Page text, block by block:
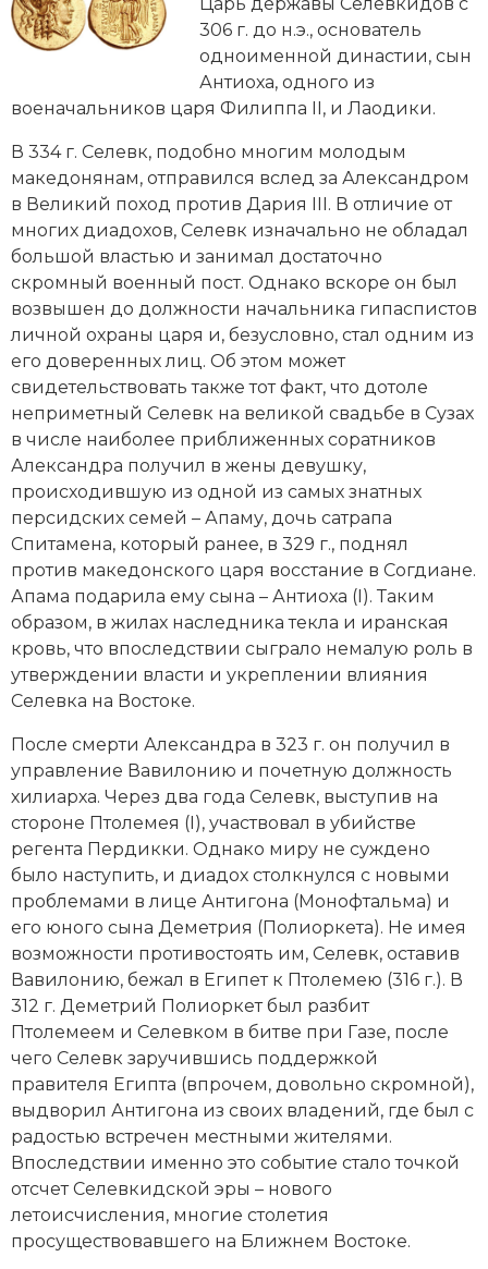
Генеалогия, геральдика
Государство и право
Европа
Империи
Историческая география и топонимика
История материальной и духовной культуры
История международных отношений
История, философия, теория и методология
исторического знания
Итория международных отношений
Латинская Америка
Новая история
Новейшая история
Нумизматика
Образование
Общественные объединения и организации
Политическая история
Революции и народные движения
Религия и церковь
Россия
Северная Америка
Социально-экономическая история
Специальные исторические дисциплины
СССР
Южная Америка
306 г. до н.э., основатель
одноименной династии, сын
Антиоха, одного из
военачальников царя Филиппа II, и Лаодики.
В 334 г. Селевк, подобно многим молодым
македонянам, отправился вслед за Александром
в Великий поход против Дария III. В отличие от
многих диадохов, Селевк изначально не обладал
большой властью и занимал достаточно
скромный военный пост. Однако вскоре он был
возвышен до должности начальника гипаспистов
личной охраны царя и, безусловно, стал одним из
его доверенных лиц. Об этом может
свидетельствовать также тот факт, что дотоле
неприметный Селевк на великой свадьбе в Сузах
в числе наиболее приближенных соратников
Александра получил в жены девушку,
происходившую из одной из самых знатных
персидских семей – Апаму, дочь сатрапа
Спитамена, который ранее, в 329 г., поднял
против македонского царя восстание в Согдиане.
Апама подарила ему сына – Антиоха (I). Таким
образом, в жилах наследника текла и иранская
кровь, что впоследствии сыграло немалую роль в
утверждении власти и укреплении влияния
Селевка на Востоке.
После смерти Александра в 323 г. он получил в
управление Вавилонию и почетную должность
хилиарха. Через два года Селевк, выступив на
стороне Птолемея (I), участвовал в убийстве
регента Пердикки. Однако миру не суждено
было наступить, и диадох столкнулся с новыми
проблемами в лице Антигона (Монофтальма) и
его юного сына Деметрия (Полиоркета). Не имея
возможности противостоять им, Селевк, оставив
Вавилонию, бежал в Египет к Птолемею (316 г.). В
312 г. Деметрий Полиоркет был разбит
Птолемеем и Селевком в битве при Газе, после
чего Селевк заручившись поддержкой
правителя Египта (впрочем, довольно скромной),
выдворил Антигона из своих владений, где был с
радостью встречен местными жителями.
Впоследствии именно это событие стало точкой
отсчет Селевкидской эры – нового
летоисчисления, многие столетия
просуществовавшего на Ближнем Востоке.